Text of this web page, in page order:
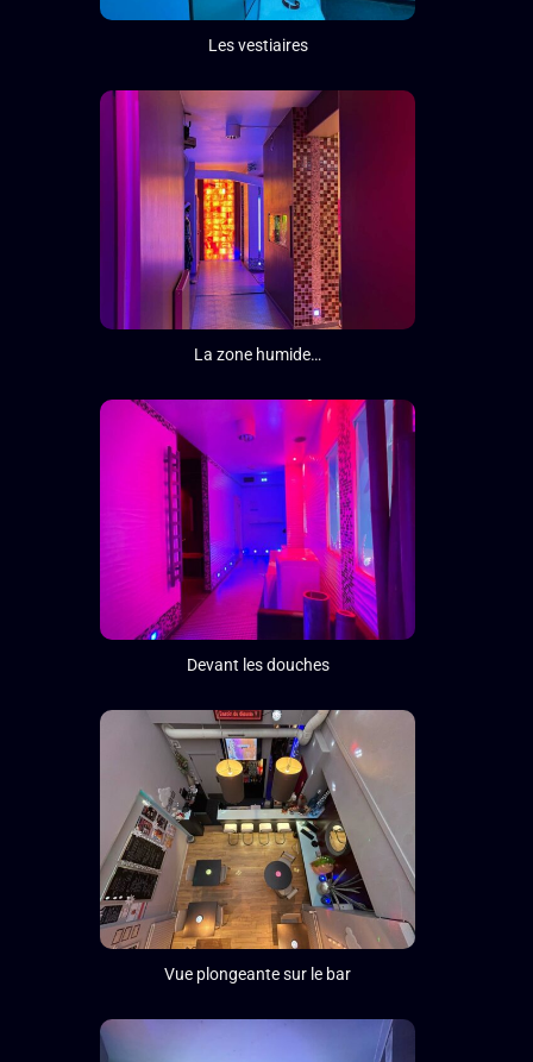
Les vestiaires
La zone humide…
Devant les douches
Vue plongeante sur le bar